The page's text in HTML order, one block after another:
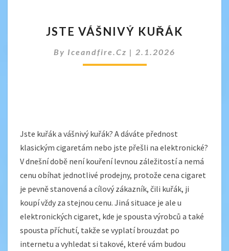
VÁŠNIVÝ
JSTE VÁŠNIVÝ KUŘÁK
By Iceandfire.cz | 2.1.2026
Jste kuřák a vášnivý kuřák? A dáváte přednost
klasickým cigaretám nebo jste přešli na elektronické?
V dnešní době není kouření levnou záležitostí a nemá
cenu obíhat jednotlivé prodejny, protože cena cigaret
je pevně stanovená a cílový zákazník, čili kuřák, ji
koupí vždy za stejnou cenu. Jiná situace je ale u
elektronických cigaret, kde je spousta výrobců a také
spousta příchutí, takže se vyplatí brouzdat po
internetu a vyhledat si takové, které vám budou